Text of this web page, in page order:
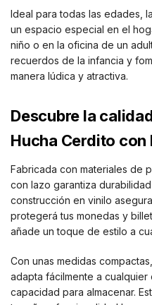
Ideal para todas las edades,
un espacio especial en el
niño o en la oficina de un
recuerdos de la infancia y
manera lúdica y atractiva.
Descubre la
Hucha Cerdito con
Fabricada con materiales de
con lazo garantiza
construcción en vinilo
protegerá tus monedas y
añade un toque de estilo a
Con unas medidas
adapta fácilmente a
capacidad para almacenar.